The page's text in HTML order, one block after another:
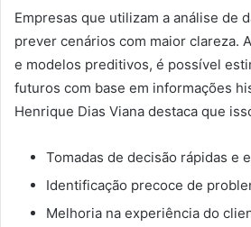
Empresas que utilizam a análise de
prever cenários com maior clareza.
e modelos preditivos, é possível
futuros com base em informações
Henrique Dias Viana destaca que
Tomadas de decisão rápidas e
Identificação precoce de
Melhoria na experiência do